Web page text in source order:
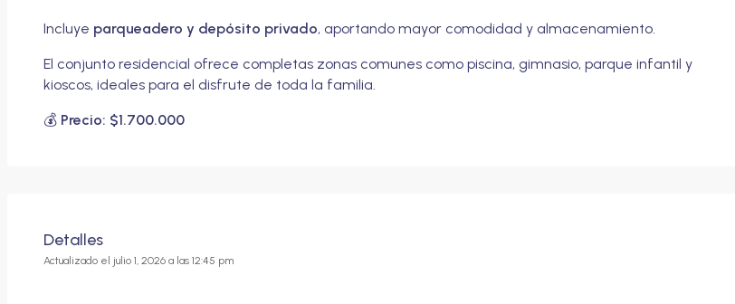
Incluye parqueadero y depósito privado, aportando mayor comodidad y almacenamiento.
El conjunto residencial ofrece completas zonas comunes como piscina, gimnasio, parque infantil y
kioscos, ideales para el disfrute de toda la familia.
💰 Precio: $1.700.000
Detalles
Actualizado el julio 1, 2026 a las 12:45 pm